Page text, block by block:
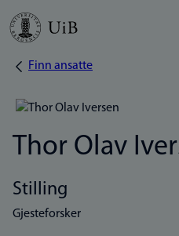
Hopp
Navigasjonssti
Finn ansatte
Thor Olav
Stilling
Gjesteforsker